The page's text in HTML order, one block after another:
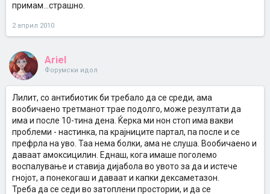
примам...страшно.
2 април 2010
Ariel
Форумски идол
Лилит, со антибиотик би требало да се среди, ама
вообичаено третманот трае подолго, може резултати да
има и после 10-тина дена. Ќерка ми нон стоп има вакви
проблеми - настинка, па крајниците партал, па после и се
префрла на уво. Таа нема болки, ама не слуша. Вообичаено и
даваат амоксицилин. Еднаш, кога имаше поголемо
воспалување и ставија дијабола во увото за да и истече
гнојот, а понекогаш и даваат и капки дексаметазон.
Треба да се седи во затоплени простории, и да се